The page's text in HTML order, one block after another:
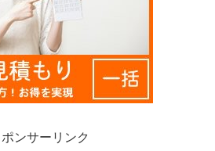
ポンサーリンク